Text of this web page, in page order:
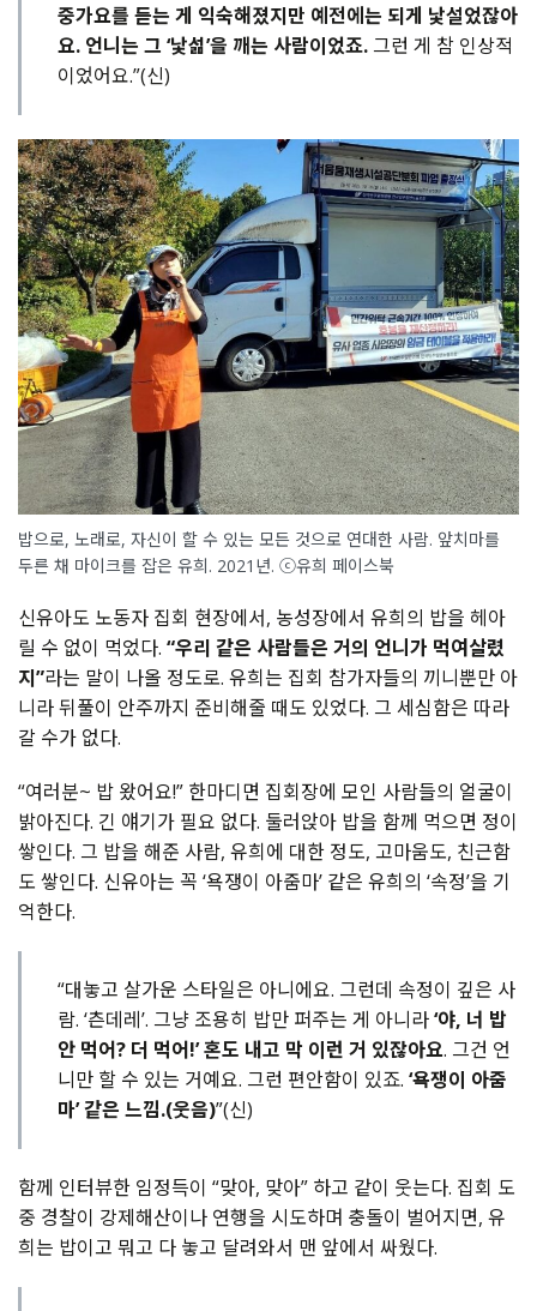
중가요를 듣는 게 익숙해졌지만 예전에는 되게 낯설었잖아
요. 언니는 그 ‘낯섦’을 깨는 사람이었죠. 그런 게 참 인상적
이었어요.”(신)
밥으로, 노래로, 자신이 할 수 있는 모든 것으로 연대한 사람. 앞치마를
두른 채 마이크를 잡은 유희. 2021년. ⓒ유희 페이스북
신유아도 노동자 집회 현장에서, 농성장에서 유희의 밥을 헤아
릴 수 없이 먹었다. “우리 같은 사람들은 거의 언니가 먹여살렸
지”라는 말이 나올 정도로. 유희는 집회 참가자들의 끼니뿐만 아
니라 뒤풀이 안주까지 준비해줄 때도 있었다. 그 세심함은 따라
갈 수가 없다.
“여러분~ 밥 왔어요!” 한마디면 집회장에 모인 사람들의 얼굴이
밝아진다. 긴 얘기가 필요 없다. 둘러앉아 밥을 함께 먹으면 정이
쌓인다. 그 밥을 해준 사람, 유희에 대한 정도, 고마움도, 친근함
도 쌓인다. 신유아는 꼭 ‘욕쟁이 아줌마’ 같은 유희의 ‘속정’을 기
억한다.
“대놓고 살가운 스타일은 아니에요. 그런데 속정이 깊은 사
람. ‘츤데레’. 그냥 조용히 밥만 퍼주는 게 아니라‘야, 너 밥
안 먹어? 더 먹어!’ 혼도 내고 막 이런 거 있잖아요. 그건 언
니만 할 수 있는 거예요. 그런 편안함이 있죠. ‘욕쟁이 아줌
마’ 같은 느낌.(웃음)”(신)
함께 인터뷰한 임정득이 “맞아, 맞아” 하고 같이 웃는다. 집회 도
중 경찰이 강제해산이나 연행을 시도하며 충돌이 벌어지면, 유
희는 밥이고 뭐고 다 놓고 달려와서 맨 앞에서 싸웠다.